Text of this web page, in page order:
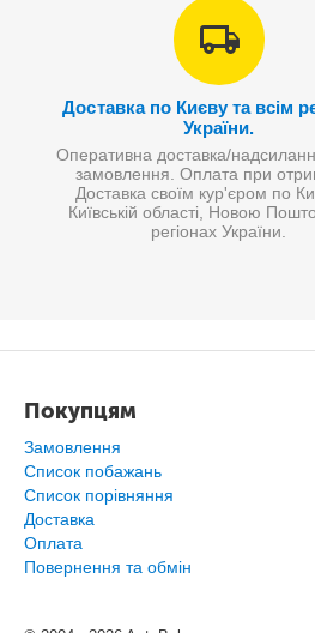
Доставка по Києву та всім
України.
Оперативна доставка/
замовлення. Оплата при
Доставка своїм кур'єром по
Київській області, Новою
регіонах України.
Покупцям
Замовлення
Список побажань
Cписок порівняння
Доставка
Оплата
Повернення та обмін